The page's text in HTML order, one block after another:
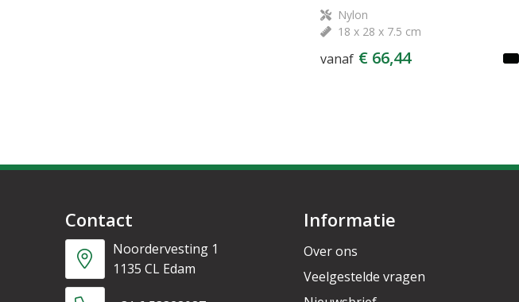
Nylon
18 x 28 x 7.5 cm
vanaf € 66,44
Contact
Noordervesting 1
1135 CL Edam
Informatie
Over ons
Veelgestelde vragen